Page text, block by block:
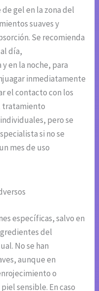
gel en la zona del
suaves y
Se recomienda
día,
en la noche, para
inmediatamente
el contacto con los
tratamiento
pero se
si no se
mes de uso
específicas, salvo en
del
No se han
aunque en
o
sensible. En caso